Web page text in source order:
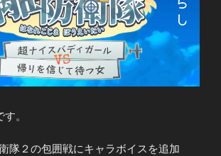
。
隊２の包囲戦にキャラボイスを追加